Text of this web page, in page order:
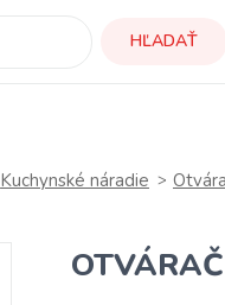
HĽADAŤ
Kuchynské náradie